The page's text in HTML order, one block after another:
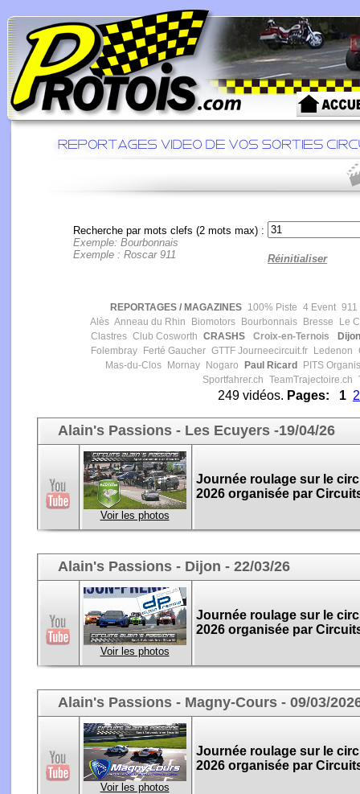
Recherche par mots clefs (2 mots max) :
Exemple: Bourbonnais
Exemple : Roscar 911
Réinitialiser
REPORTAGES / MAGAZINES 100% Piste 4 Event 911
Alès Anneau du Rhin Biomotors Bourbonnais Bresse
Le
Clastres Club Cosworth CRASHS Croix-en-Ternois
Folembray
Ferté Gaucher GTTFJourneecircuit.fr Ledenon
Mas-du-Clos
Mornay Nogaro Paul Ricard
PITS
Sportfahrer.ch TeamTrajectoire.ch
249 vidéos. Pages: 1 2
Alain's Passions - Les Ecuyers -19/04/26
Voir les photos
Journée roulage sur le
2026 organisée par
Alain's Passions - Dijon - 22/03/26
Voir les photos
Journée roulage sur le
2026 organisée par
Alain's Passions - Magny-Cours - 09/03/
Voir les photos
Journée roulage sur le
2026 organisée par